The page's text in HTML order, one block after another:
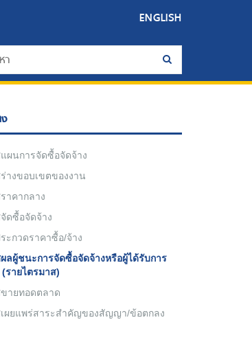
ENGLISH
ผนการจัดซื้อจัดจ้าง
างขอบเขตของงาน
าคากลาง
ดซื้อจัดจ้าง
ะกวดราคาซื้อ/จ้าง
ลผู้ชนะการจัดซื้อจัดจ้างหรือผู้ได้รับการ
(รายไตรมาส)
ายทอดตลาด
ผยแพร่สาระสำคัญของสัญญา/ข้อตกลง